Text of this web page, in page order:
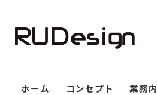
ホーム コンセプト 業務